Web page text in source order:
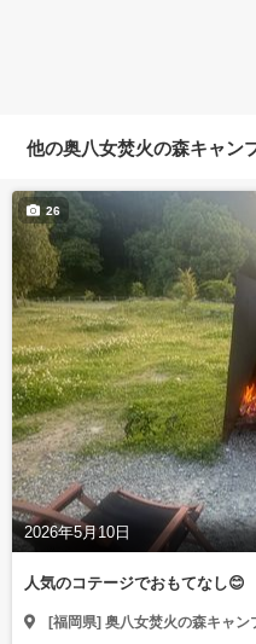
他の奥八女焚火の森キャン
2026年5月10日
26
人気のコテージでおもてなし😊
[福岡県] 奥八女焚火の森キャン